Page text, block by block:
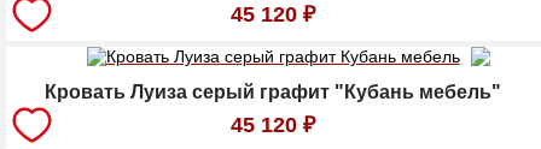
45 120 ₽
Кровать Луиза серый графит "Кубань мебель"
45 120 ₽